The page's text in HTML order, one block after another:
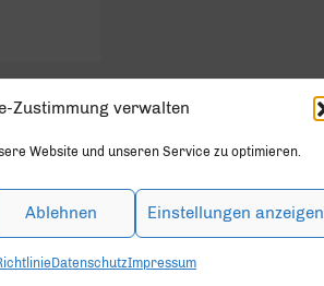
Zustimmung verwalten
Website und unseren Service zu optimieren.
Ablehnen Einstellungen anzeigen
DatenschutzImpressum